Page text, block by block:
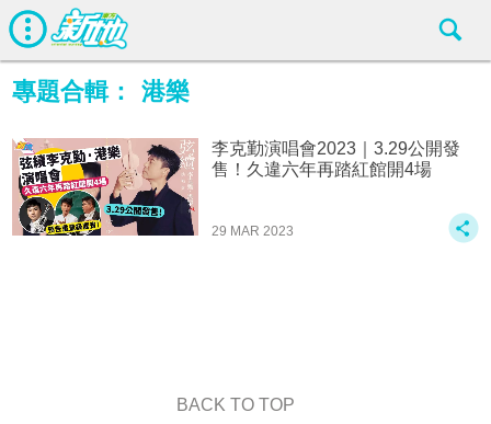
專題合輯： 港樂
李克勤演唱會2023｜3.29公開發
售！久違六年再踏紅館開4場
29 MAR 2023
BACK TO TOP